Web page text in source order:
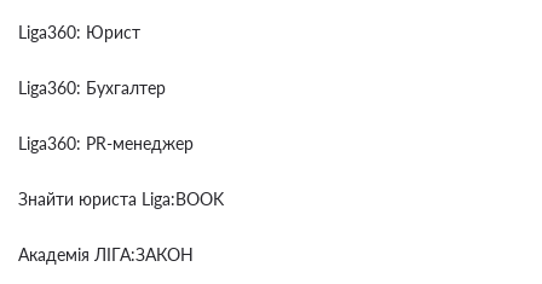
Liga360: Юрист
Liga360: Бухгалтер
Liga360: PR-менеджер
Знайти юриста Liga:BOOK
Академія ЛІГА:ЗАКОН